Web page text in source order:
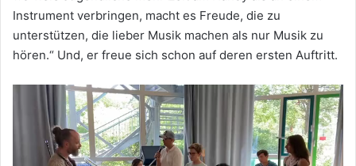
Instrument verbringen, macht es Freude, die zu
unterstützen, die lieber Musik machen als nur Musik zu
hören.“ Und, er freue sich schon auf deren ersten Auftritt.